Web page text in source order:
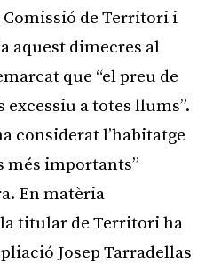
Comissió de Territori i
aquest dimecres al
que “el preu de
excessiu a totes llums”.
considerat l’habitatge
més importants”
En matèria
titular de Territori ha
Josep Tarradellas